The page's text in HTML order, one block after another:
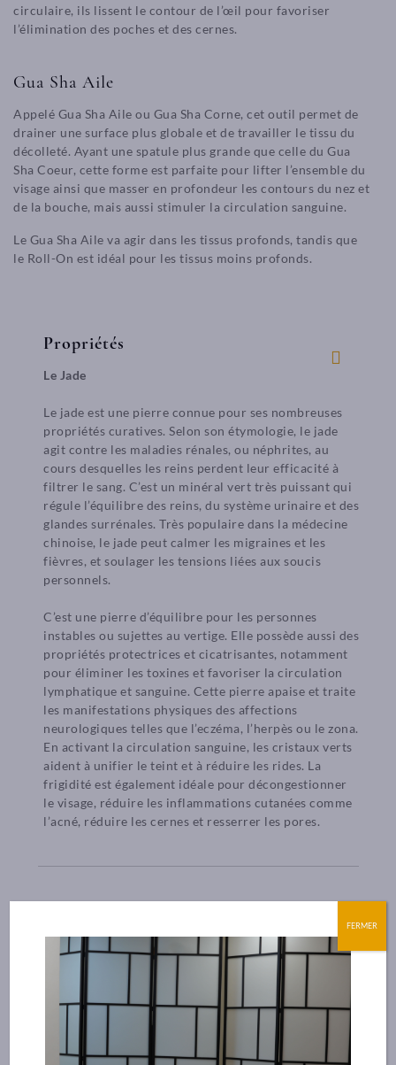
circulaire, ils lissent le contour de l’œil pour favoriser
l’élimination des poches et des cernes.
Gua Sha Aile
Appelé Gua Sha Aile ou Gua Sha Corne, cet outil permet de
drainer une surface plus globale et de travailler le tissu du
décolleté. Ayant une spatule plus grande que celle du Gua
Sha Coeur, cette forme est parfaite pour lifter l’ensemble du
visage ainsi que masser en profondeur les contours du nez et
de la bouche, mais aussi stimuler la circulation sanguine.
Le Gua Sha Aile va agir dans les tissus profonds, tandis que
le Roll-On est idéal pour les tissus moins profonds.
Propriétés
Le Jade
Le jade est une pierre connue pour ses nombreuses
propriétés curatives. Selon son étymologie, le jade
agit contre les maladies rénales, ou néphrites, au
cours desquelles les reins perdent leur efficacité à
filtrer le sang. C’est un minéral vert très puissant qui
régule l’équilibre des reins, du système urinaire et des
glandes surrénales. Très populaire dans la médecine
chinoise, le jade peut calmer les migraines et les
fièvres, et soulager les tensions liées aux soucis
personnels.
C’est une pierre d’équilibre pour les personnes
instables ou sujettes au vertige. Elle possède aussi des
propriétés protectrices et cicatrisantes, notamment
pour éliminer les toxines et favoriser la circulation
lymphatique et sanguine. Cette pierre apaise et traite
les manifestations physiques des affections
neurologiques telles que l’eczéma, l’herpès ou le zona.
En activant la circulation sanguine, les cristaux verts
aident à unifier le teint et à réduire les rides. La
frigidité est également idéale pour décongestionner
le visage, réduire les inflammations cutanées comme
l’acné, réduire les cernes et resserrer les pores.
Conseils d’entretien
FERMER